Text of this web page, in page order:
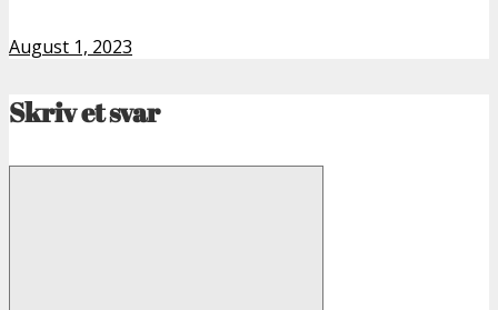
August 1, 2023
Skriv et svar